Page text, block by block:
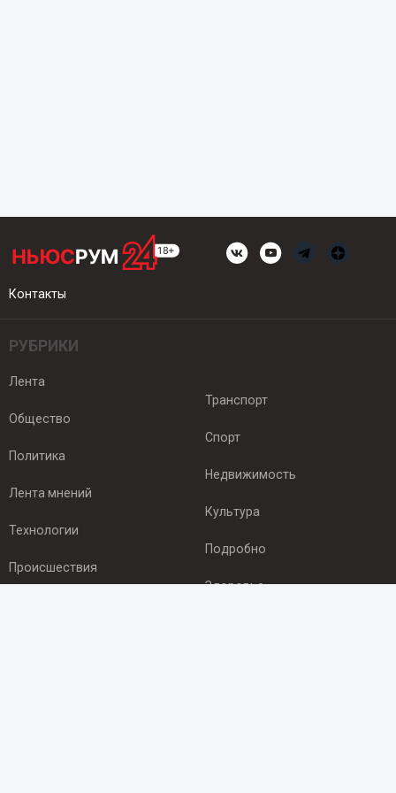
Контакты
РУБРИКИ
Лента
Общество
Политика
Лента мнений
Технологии
Происшествия
Транспорт
Спорт
Недвижимость
Культура
Подробно
Здоровье